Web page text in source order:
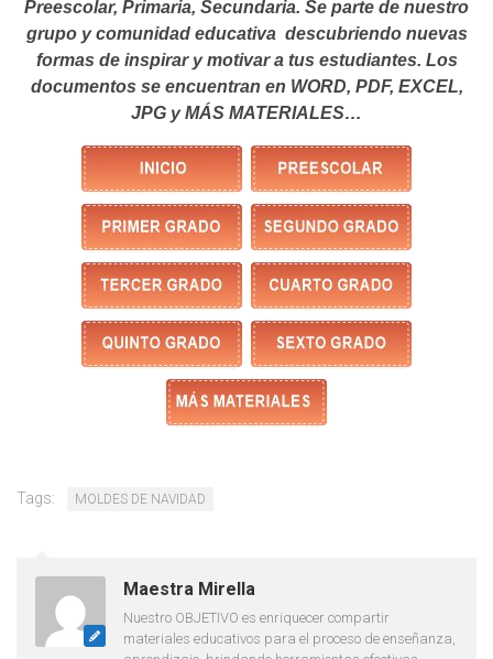
Preescolar, Primaria, Secundaria. Se parte de nuestro
grupo y comunidad educativa descubriendo nuevas
formas de inspirar y motivar a tus estudiantes. Los
documentos se encuentran en WORD, PDF, EXCEL,
JPG y MÁS MATERIALES…
Tags: MOLDES DE NAVIDAD
Maestra Mirella
Nuestro OBJETIVO es enriquecer compartir
materiales educativos para el proceso de enseñanza,